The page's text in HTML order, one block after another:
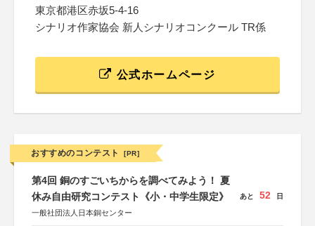
東京都港区赤坂5-4-16
シナリオ作家協会 新人シナリオコンクール TR係
公式ホームページ
おすすめのコンテスト [PR]
第4回 銅のすごいちからを調べてみよう！ 夏
休み自由研究コンテスト《小・中学生限定》
一般社団法人日本銅センター
あと 52 日